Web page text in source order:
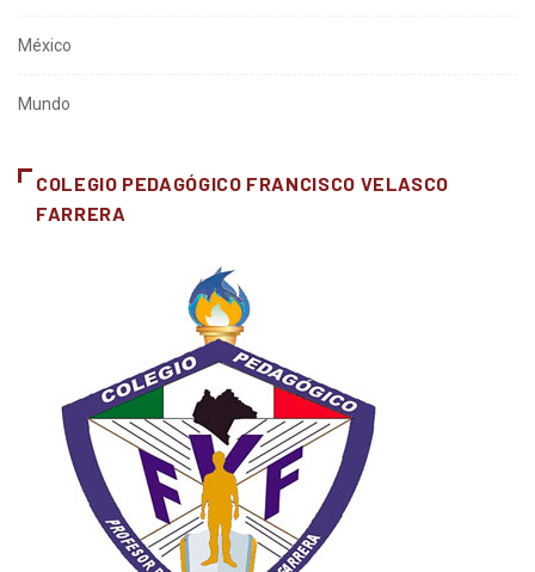
México
Mundo
COLEGIO PEDAGÓGICO FRANCISCO VELASCO
FARRERA